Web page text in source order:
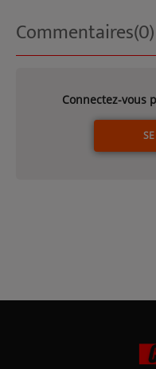
Commentaires(0)
Connectez-vous